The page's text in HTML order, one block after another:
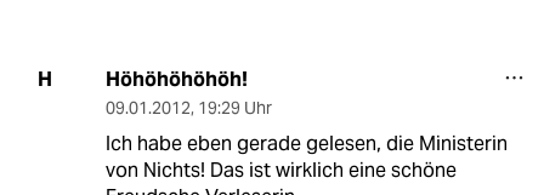
H Höhöhöhöhöh!
09.01.2012, 19:29 Uhr
Ich habe eben gerade gelesen, die Ministerin
von Nichts! Das ist wirklich eine schöne